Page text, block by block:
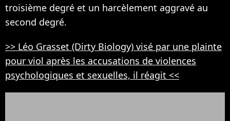
troisième degré et un harcèlement aggravé au
second degré.
>> Léo Grasset (Dirty Biology) visé par une plainte
pour viol après les accusations de violences
psychologiques et sexuelles, il réagit <<